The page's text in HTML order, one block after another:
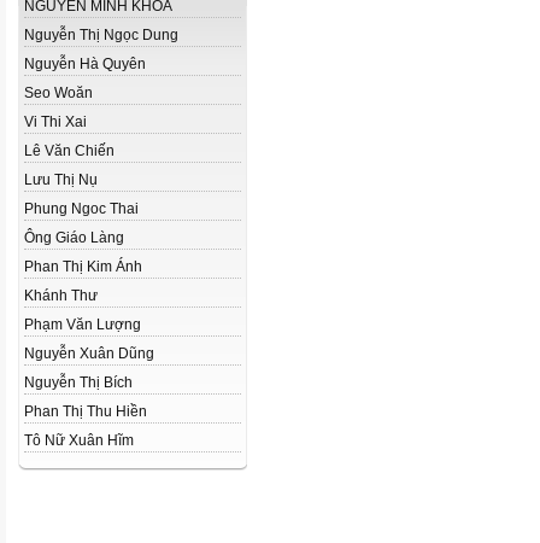
NGUYỄN MINH KHOA
Nguyễn Thị Ngọc Dung
Nguyễn Hà Quyên
Seo Woăn
Vi Thi Xai
Lê Văn Chiến
Lưu Thị Nụ
Phung Ngoc Thai
Ông Giáo Làng
Phan Thị Kim Ánh
Khánh Thư
Phạm Văn Lượng
Nguyễn Xuân Dũng
Nguyễn Thị Bích
Phan Thị Thu Hiền
Tô Nữ Xuân Hĩm